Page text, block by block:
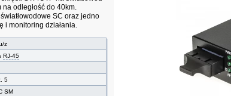
odległość do 40km.
SC oraz jedno
i monitoring działania.
z
RJ-45
5
SM